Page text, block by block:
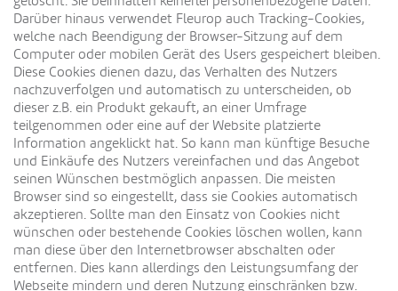
Darüber hinaus verwendet Fleurop auch Tracking-Cookies,
welche nach Beendigung der Browser-Sitzung auf dem
Computer oder mobilen Gerät des Users gespeichert bleiben.
Diese Cookies dienen dazu, das Verhalten des Nutzers
nachzuverfolgen und automatisch zu unterscheiden, ob
dieser z.B. ein Produkt gekauft, an einer Umfrage
teilgenommen oder eine auf der Website platzierte
Information angeklickt hat. So kann man künftige Besuche
und Einkäufe des Nutzers vereinfachen und das Angebot
seinen Wünschen bestmöglich anpassen. Die meisten
Browser sind so eingestellt, dass sie Cookies automatisch
akzeptieren. Sollte man den Einsatz von Cookies nicht
wünschen oder bestehende Cookies löschen wollen, kann
man diese über den Internetbrowser abschalten oder
entfernen. Dies kann allerdings den Leistungsumfang der
Webseite mindern und deren Nutzung einschränken bzw.